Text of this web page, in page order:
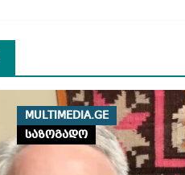
MULTIMEDIA.GE
საზოგადო